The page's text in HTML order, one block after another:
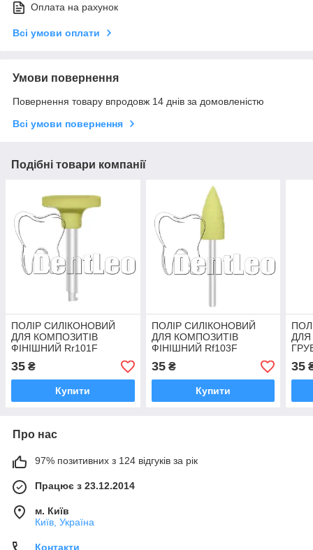
Оплата на рахунок
Всі умови оплати
Умови повернення
Повернення товару впродовж 14 днів за домовленістю
Всі умови повернення
Подібні товари компанії
ПОЛІР СИЛІКОНОВИЙ
ДЛЯ КОМПОЗИТІВ
ФІНІШНИЙ Rr101F
35 ₴
Купити
ПОЛІР СИЛІКОНОВИЙ
ДЛЯ КОМПОЗИТІВ
ФІНІШНИЙ Rf103F
35₴
Купити
ДЛЯ
35
Про нас
97% позитивних з 124 відгуків за рік
Працює з 23.12.2014
м. Київ
Київ, Україна
Контакти